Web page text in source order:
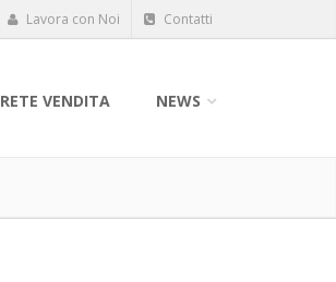
Lavora con Noi Contatti
RETE VENDITA NEWS